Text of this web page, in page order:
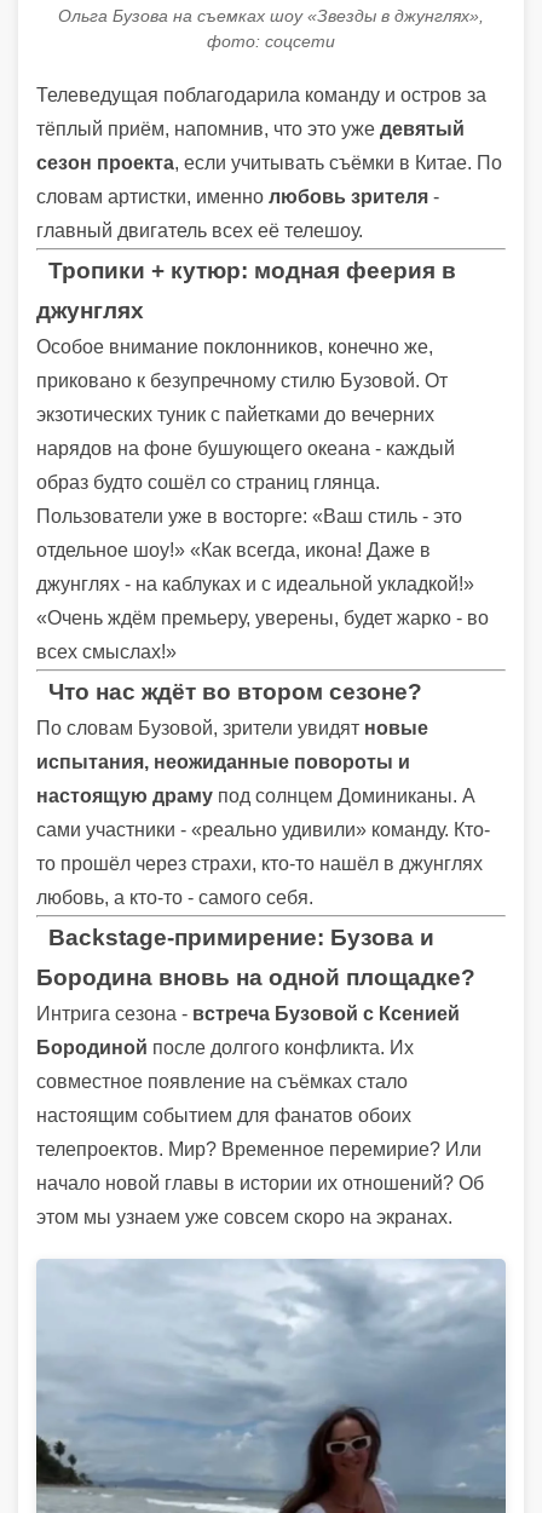
Ольга Бузова на съемках шоу «Звезды в джунглях»,
фото: соцсети
Телеведущая поблагодарила команду и остров за
тёплый приём, напомнив, что это уже девятый
сезон проекта, если учитывать съёмки в Китае. По
словам артистки, именно любовь зрителя -
главный двигатель всех её телешоу.
Тропики + кутюр: модная феерия в
джунглях
Особое внимание поклонников, конечно же,
приковано к безупречному стилю Бузовой. От
экзотических туник с пайетками до вечерних
нарядов на фоне бушующего океана - каждый
образ будто сошёл со страниц глянца.
Пользователи уже в восторге: «Ваш стиль - это
отдельное шоу!» «Как всегда, икона! Даже в
джунглях - на каблуках и с идеальной укладкой!»
«Очень ждём премьеру, уверены, будет жарко - во
всех смыслах!»
Что нас ждёт во втором сезоне?
По словам Бузовой, зрители увидят новые
испытания, неожиданные повороты и
настоящую драму под солнцем Доминиканы. А
сами участники - «реально удивили» команду. Кто-
то прошёл через страхи, кто-то нашёл в джунглях
любовь, а кто-то - самого себя.
Backstage-примирение: Бузова и
Бородина вновь на одной площадке?
Интрига сезона - встреча Бузовой с Ксенией
Бородиной после долгого конфликта. Их
совместное появление на съёмках стало
настоящим событием для фанатов обоих
телепроектов. Мир? Временное перемирие? Или
начало новой главы в истории их отношений? Об
этом мы узнаем уже совсем скоро на экранах.